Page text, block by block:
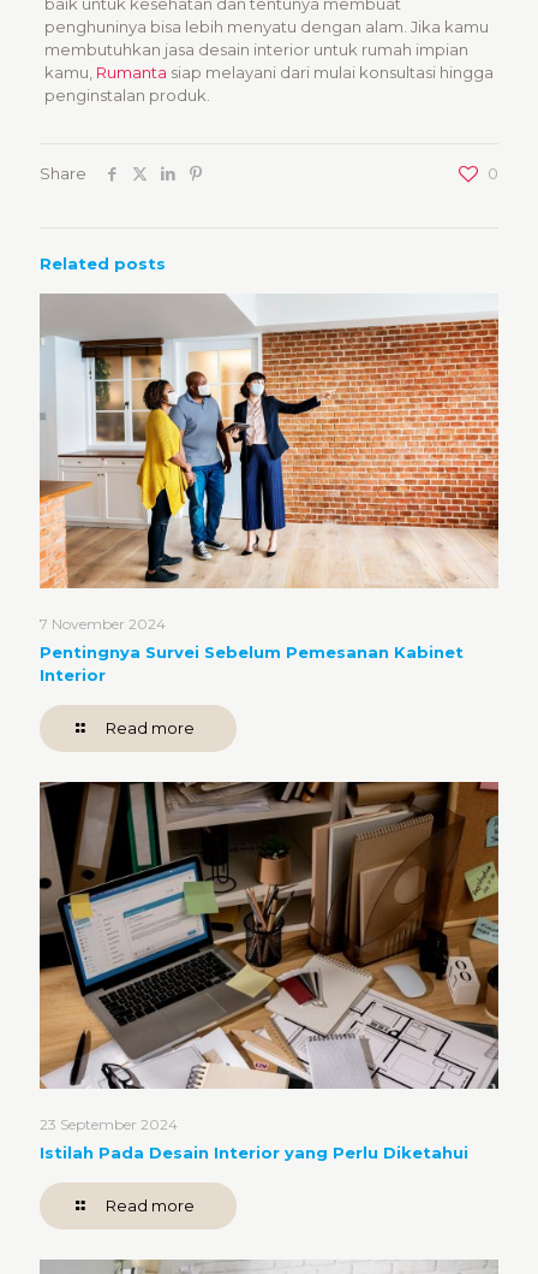
penghuninya bisa lebih menyatu dengan alam. Jika kamu
membutuhkan jasa desain interior untuk rumah impian
kamu, Rumanta siap melayani dari mulai konsultasi hingga
penginstalan produk.
Share 0
Related posts
7 November 2024
Pentingnya Survei Sebelum Pemesanan Kabinet
Interior
Read more
23 September 2024
Istilah Pada Desain Interior yang Perlu Diketahui
Read more